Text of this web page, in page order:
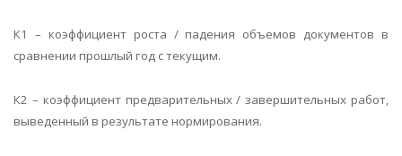
К1 – коэффициент роста / падения объемов документов в
сравнении прошлый год с текущим.
К2 – коэффициент предварительных / завершительных работ,
выведенный в результате нормирования.